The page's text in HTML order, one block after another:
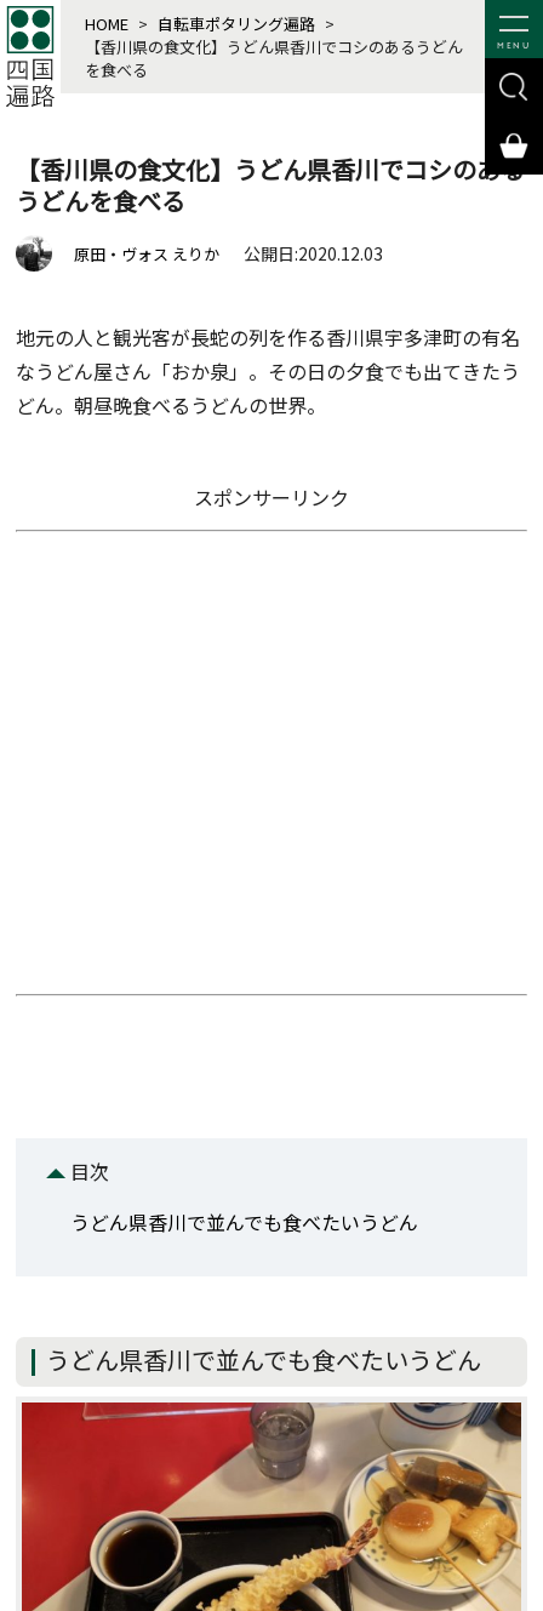
MENU
HOME > 自転車ポタリング遍路 >
【香川県の食文化】うどん県香川でコシのあるうどん
を食べる
【香川県の食文化】うどん県香川でコシのある
うどんを食べる
原田・ヴォス えりか 公開日:2020.12.03
地元の人と観光客が長蛇の列を作る香川県宇多津町の有名
なうどん屋さん「おか泉」。その日の夕食でも出てきたう
どん。朝昼晩食べるうどんの世界。
スポンサーリンク
目次
うどん県香川で並んでも食べたいうどん
うどん県香川で並んでも食べたいうどん